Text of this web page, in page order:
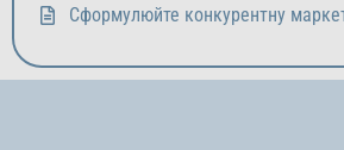
Сформулюйте конкурентну